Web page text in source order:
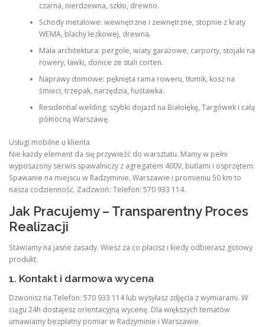
czarna, nierdzewna, szkło, drewno.
Schody metalowe: wewnętrzne i zewnętrzne, stopnie z kraty
WEMA, blachy łezkowej, drewna.
Mała architektura: pergole, wiaty garażowe, carporty, stojaki na
rowery, ławki, donice ze stali corten.
Naprawy domowe: pęknięta rama roweru, tłumik, kosz na
śmieci, trzepak, narzędzia, huśtawka.
Residential welding: szybki dojazd na Białołękę, Targówek i całą
północną Warszawę.
Usługi mobilne u klienta
Nie każdy element da się przywieźć do warsztatu. Mamy w pełni
wyposażony serwis spawalniczy z agregatem 400V, butlami i osprzętem.
Spawanie na miejscu w Radzyminie, Warszawie i promieniu 50 km to
nasza codzienność. Zadzwoń: Telefon: 570 933 114.
Jak Pracujemy – Transparentny Proces
Realizacji
Stawiamy na jasne zasady. Wiesz za co płacisz i kiedy odbierasz gotowy
produkt.
1. Kontakt i darmowa wycena
Dzwonisz na Telefon: 570 933 114 lub wysyłasz zdjęcia z wymiarami. W
ciągu 24h dostajesz orientacyjną wycenę. Dla większych tematów
umawiamy bezpłatny pomiar w Radzyminie i Warszawie.